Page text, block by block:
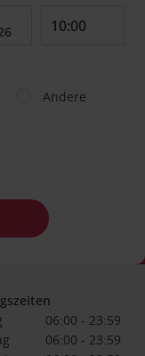
Andere
06:00 - 23:59
06:00 - 23:59